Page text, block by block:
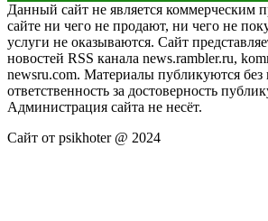
Данный сайт не является коммерческим
сайте ни чего не продают, ни чего не
услуги не оказываются. Сайт
новостей RSS канала news.rambler.ru,
newsru.com. Материалы публикуются без
ответственность за достоверность
Администрация сайта не несёт.
Сайт от psikhoter @ 2024